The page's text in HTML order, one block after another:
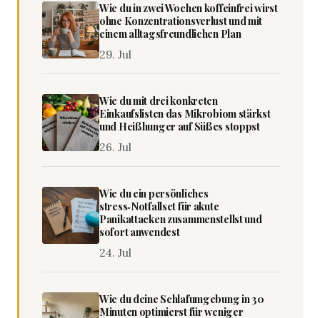
Wie du in zwei Wochen koffeinfrei wirst
ohne Konzentrationsverlust und mit
einem alltagsfreundlichen Plan
29. Jul
Wie du mit drei konkreten
Einkaufslisten das Mikrobiom stärkst
und Heißhunger auf Süßes stoppst
26. Jul
Wie du ein persönliches
stress‑Notfallset für akute
Panikattacken zusammenstellst und
sofort anwendest
24. Jul
Wie du deine Schlafumgebung in 30
Minuten optimierst für weniger